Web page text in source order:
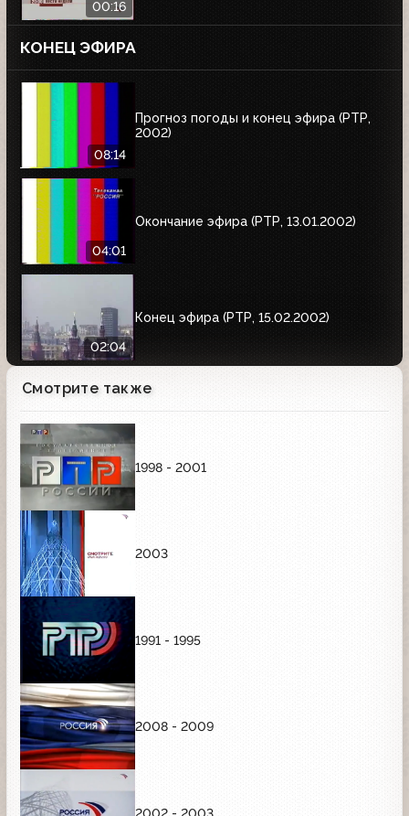
00:16
КОНЕЦ ЭФИРА
08:14
Прогноз погоды и конец эфира (РТР,
2002)
04:01
Окончание эфира (РТР, 13.01.2002)
02:04
Конец эфира (РТР, 15.02.2002)
Смотрите также
1998 - 2001
2003
1991 - 1995
2008 - 2009
2002 - 2003